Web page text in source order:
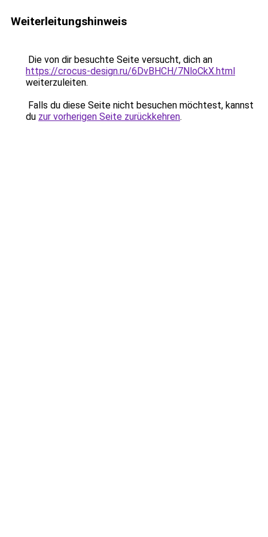
Weiterleitungshinweis
Die von dir besuchte Seite versucht, dich an
https://crocus-design.ru/6DvBHCH/7NloCkX.html
weiterzuleiten.
Falls du diese Seite nicht besuchen möchtest, kannst
du zur vorherigen Seite zurückkehren.